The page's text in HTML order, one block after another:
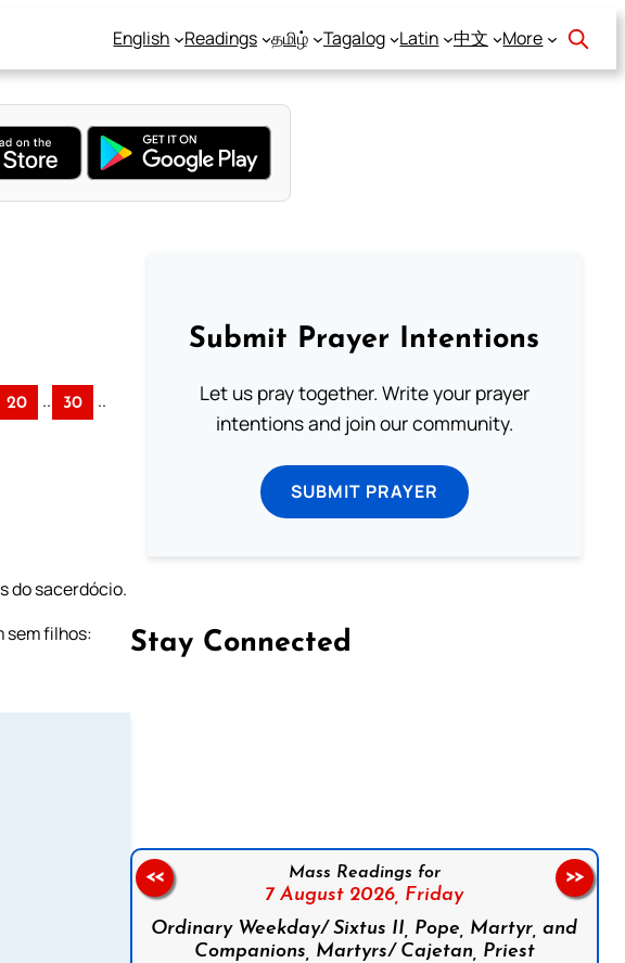
English Readings தமிழ் Tagalog Latin 中文 More
20 .. 30 ..
do sacerdócio.
sem filhos:
Submit Prayer Intentions
Let us pray together. Write your prayer
intentions and join our community.
SUBMIT PRAYER
Stay Connected
Mass Readings for
7 August 2026, Friday
Ordinary Weekday/ Sixtus II, Pope, Martyr, and
Companions, Martyrs/ Cajetan, Priest
<< >>